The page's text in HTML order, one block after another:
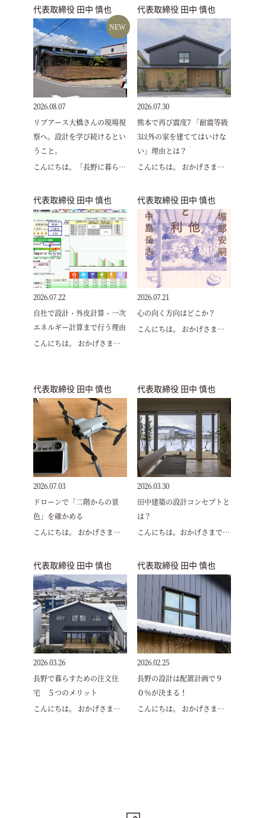
代表取締役 田中 慎也
NEW
2026.08.07
リブアース大橋さんの現場視
察へ。設計を学び続けるとい
うこと。
こんにちは。「長野に暮ら…
代表取締役 田中 慎也
2026.07.30
熊本で再び震度7 「耐震等級
3以外の家を建ててはいけな
い」理由とは？
こんにちは。 おかげさま…
代表取締役 田中 慎也
2026.07.22
自社で設計・外皮計算・一次
エネルギー計算まで行う理由
こんにちは。 おかげさま…
代表取締役 田中 慎也
2026.07.21
心の向く方向はどこか？
こんにちは。 おかげさま…
代表取締役 田中 慎也
2026.07.03
ドローンで「二階からの景
色」を確かめる
こんにちは。 おかげさま…
代表取締役 田中 慎也
2026.03.30
田中建築の設計コンセプトと
は？
こんにちは。おかげさまで…
代表取締役 田中 慎也
2026.03.26
長野で暮らすための注文住
宅 ５つのメリット
こんにちは。 おかげさま…
代表取締役 田中 慎也
2026.02.25
長野の設計は配置計画で９
０％が決まる！
こんにちは。 おかげさま…